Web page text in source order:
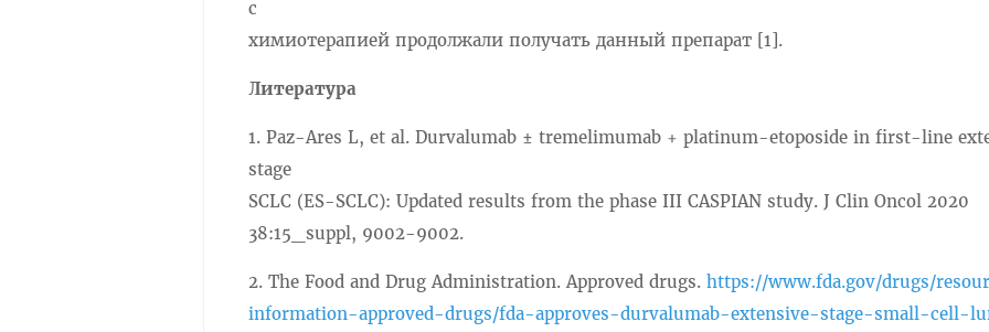
с
химиотерапией продолжали получать данный препарат [1].
Литература
1. Paz-Ares L, et al. Durvalumab ± tremelimumab + platinum-etoposide in first-line
stage
SCLC (ES-SCLC): Updated results from the phase III CASPIAN study. J Clin Oncol 2020
38:15_suppl, 9002-9002.
2. The Food and Drug Administration. Approved drugs. https://www.fda.gov/drugs/
information-approved-drugs/fda-approves-durvalumab-extensive-stage-small-cell-